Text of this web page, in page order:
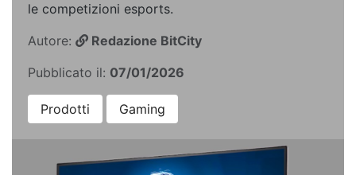
le competizioni esports.
Autore:
Redazione BitCity
Pubblicato il: 07/01/2026
Prodotti Gaming